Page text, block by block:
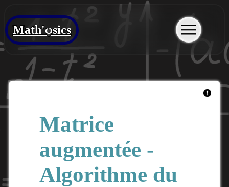
Math'φsics
Matrice
augmentée -
Algorithme du